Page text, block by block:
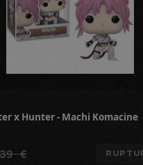
x Hunter - Machi Komacine
€